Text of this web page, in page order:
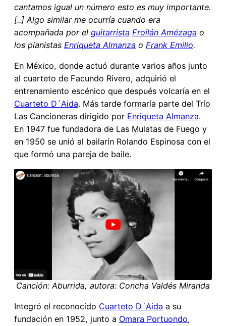
cantamos igual un número esto es muy importante.
[..] Algo similar me ocurría cuando era
acompañada por el guitarrista Froilán Amézaga o
los pianistas Enriqueta Almanza o Frank Emilio.
En México, donde actuó durante varios años junto
al cuarteto de Facundo Rivero, adquirió el
entrenamiento escénico que después volcaría en el
Cuarteto D´Aida. Más tarde formaría parte del Trío
Las Cancioneras dirigido por Enriqueta Almanza.
En 1947 fue fundadora de Las Mulatas de Fuego y
en 1950 se unió al bailarín Rolando Espinosa con el
que formó una pareja de baile.
Canción: Aburrida, autora: Concha Valdés Miranda
Integró el reconocido Cuarteto D´Aida a su
fundación en 1952, junto a Omara Portuondo,